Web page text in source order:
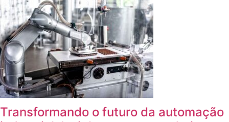
Transformando o futuro da automação